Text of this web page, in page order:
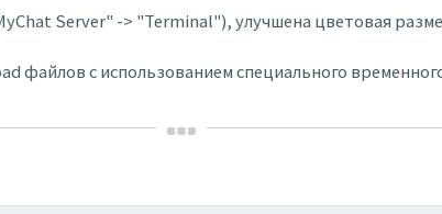
Server" -> "Terminal"), улучшена цветовая
файлов с использованием специального